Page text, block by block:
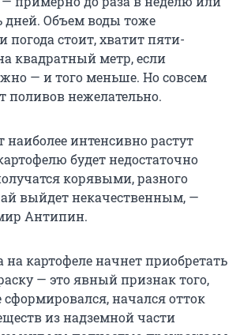
дней. Объем воды тоже
погода стоит, хватит пяти-
квадратный метр, если
— и того меньше. Но совсем
поливов нежелательно.
наиболее интенсивно растут
будет недостаточно
корявыми, разного
выйдет некачественным, —
Антипин.
на картофеле начнет приобретать
— это явный признак того,
начался отток
из надземной части